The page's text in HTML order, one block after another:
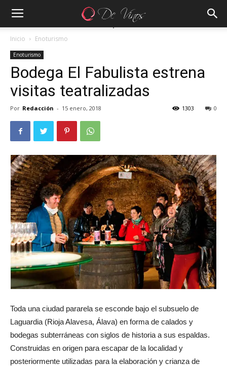
Inicio Enoturismo
Enoturismo
Bodega El Fabulista estrena
visitas teatralizadas
Por Redacción - 15 enero, 2018 0
1303
Toda una ciudad pararela se esconde bajo el subsuelo de
Laguardia (Rioja Alavesa, Álava) en forma de calados y
bodegas subterráneas con siglos de historia a sus espaldas.
Construidas en origen para escapar de la localidad y
posteriormente utilizadas para la elaboración y crianza de